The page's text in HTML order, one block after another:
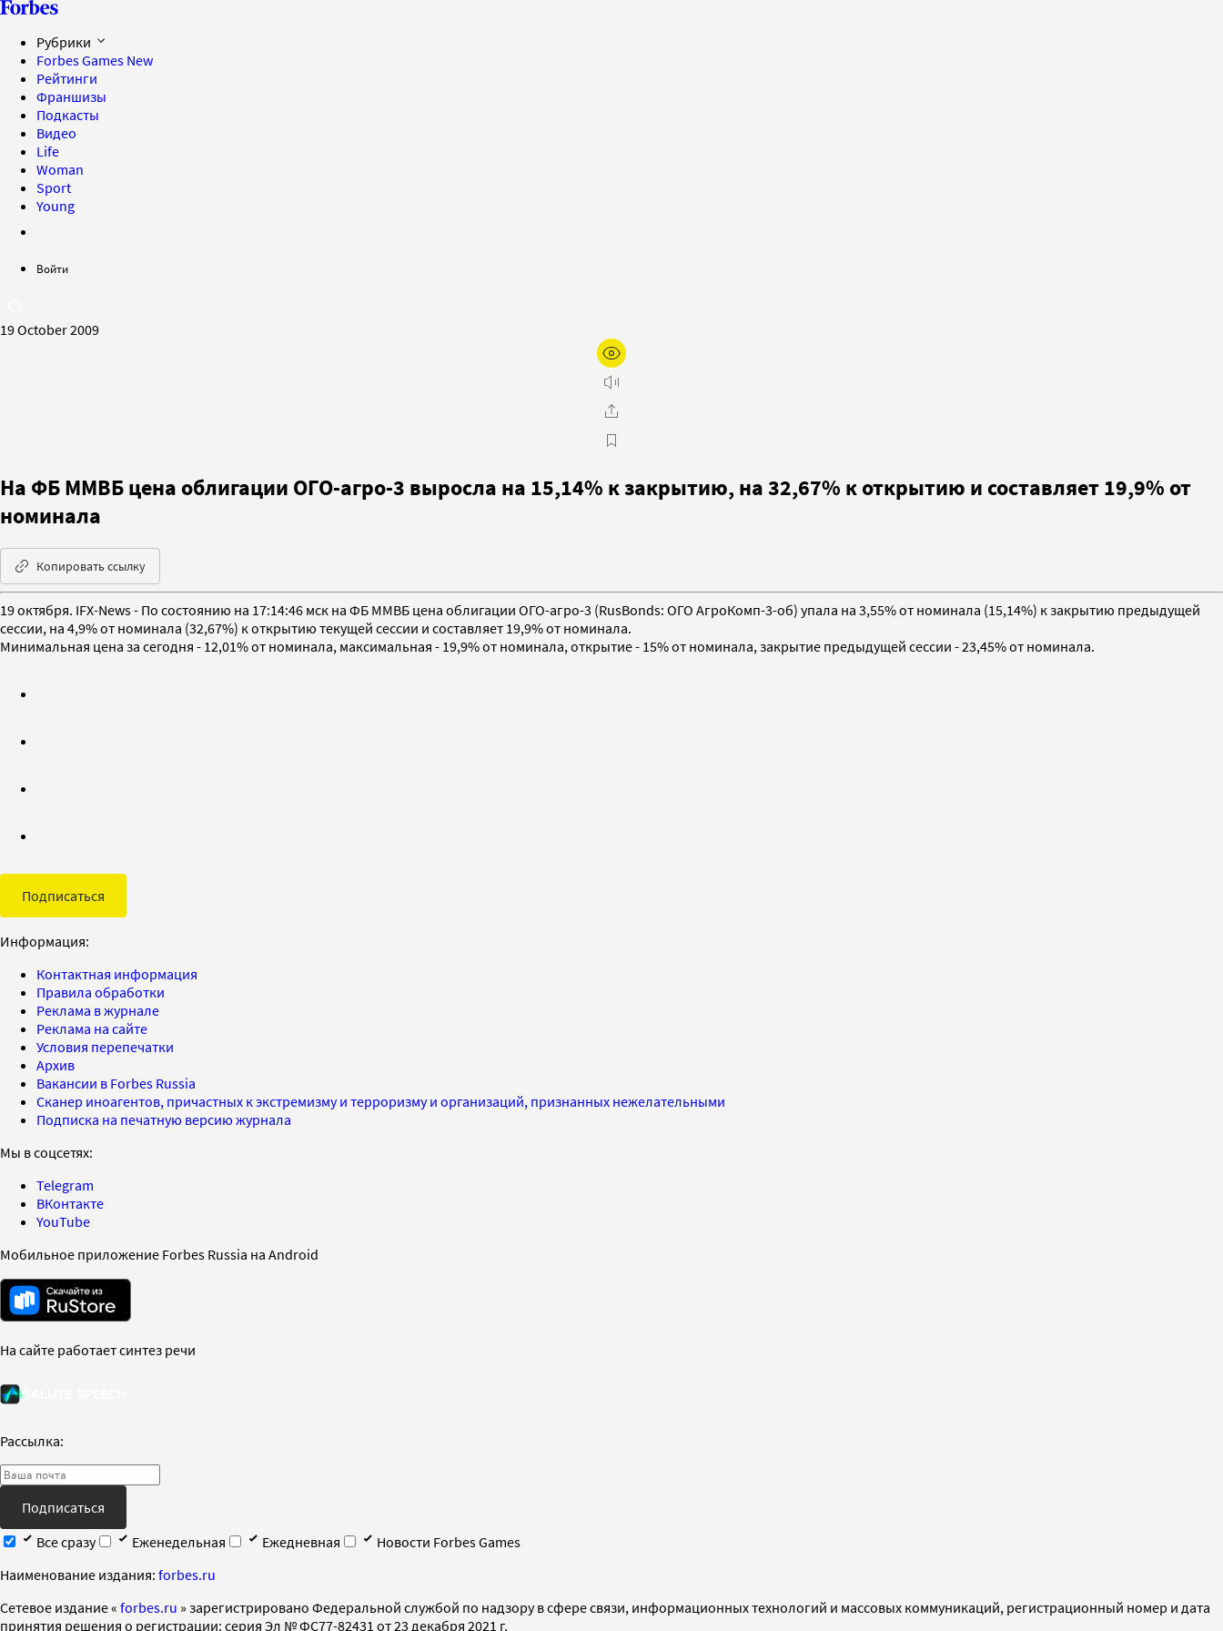
Рубрики
Forbes Games New
Рейтинги
Франшизы
Подкасты
Видео
Life
Woman
Sport
Young
Войти
19 October 2009
На ФБ ММВБ цена облигации ОГО-агро-3 выросла на 15,14% к закрытию, на 32,67% к открытию и составляет 19,9% от
номинала
Копировать ссылку
19 октября. IFX-News - По состоянию на 17:14:46 мск на ФБ ММВБ цена облигации ОГО-агро-3 (RusBonds: ОГО АгроКомп-3-об) упала на 3,55% от номинала (15,14%) к закрытию предыдущей
сессии, на 4,9% от номинала (32,67%) к открытию текущей сессии и составляет 19,9% от номинала.
Минимальная цена за сегодня - 12,01% от номинала, максимальная - 19,9% от номинала, открытие - 15% от номинала, закрытие предыдущей сессии - 23,45% от номинала.
Подписаться
Информация:
Контактная информация
Правила обработки
Реклама в журнале
Реклама на сайте
Условия перепечатки
Архив
Вакансии в Forbes Russia
Сканер иноагентов, причастных к экстремизму и терроризму и организаций, признанных нежелательными
Подписка на печатную версию журнала
Мы в соцсетях:
Telegram
ВКонтакте
YouTube
Мобильное приложение Forbes Russia на Android
На сайте работает синтез речи
Рассылка:
Подписаться
Все сразу
Еженедельная Ежедневная
Новости Forbes Games
Наименование издания: forbes.ru
Cетевое издание « forbes.ru » зарегистрировано Федеральной службой по надзору в сфере связи, информационных технологий и массовых коммуникаций, регистрационный номер и дата
принятия решения о регистрации: серия Эл № ФС77-82431 от 23 декабря 2021 г.